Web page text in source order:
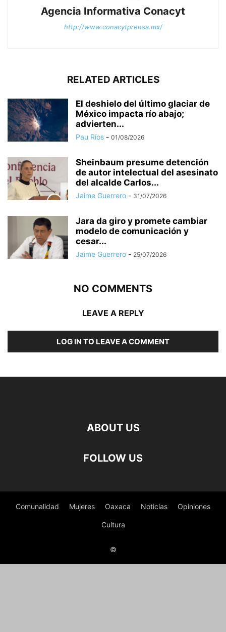
Agencia Informativa Conacyt
http://www.conacytprensa.mx/
RELATED ARTICLES
El deshielo del último glaciar de
México impacta río abajo;
advierten...
Pau Ríos - 01/08/2026
Sheinbaum presume detención
de autor intelectual del asesinato
del alcalde Carlos...
Jaime Guerrero - 31/07/2026
Jara da giro y promete cambiar
modelo de comunicación y
cesar...
Jaime Guerrero - 25/07/2026
NO COMMENTS
LEAVE A REPLY
LOG IN TO LEAVE A COMMENT
ABOUT US
FOLLOW US
Comunalidad Mujeres Oaxaca Noticias Opiniones
Cultura
©